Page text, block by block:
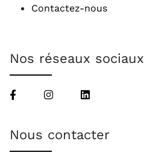
Contactez-nous
Nos réseaux sociaux
Nous contacter